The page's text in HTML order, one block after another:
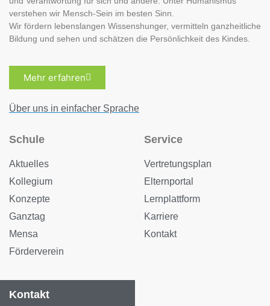
verstehen wir Mensch-Sein im besten Sinn.
Wir fördern lebenslangen Wissenshunger, vermitteln ganzheitliche
Bildung und sehen und schätzen die Persönlichkeit des Kindes.
Mehr erfahren
Über uns in einfacher Sprache
Schule
Aktuelles
Kollegium
Konzepte
Ganztag
Mensa
Förderverein
Service
Vertretungsplan
Elternportal
Lernplattform
Karriere
Kontakt
Kontakt